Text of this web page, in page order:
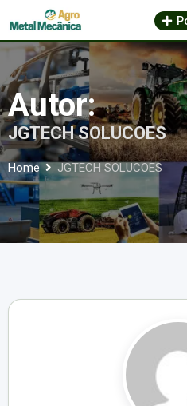
to
content
Autor:
JGTECH SOLUCOES
Home JGTECH SOLUCOES